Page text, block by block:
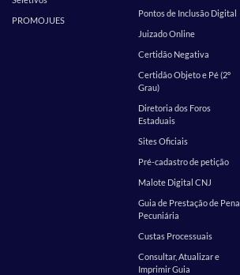
PROMOJUES
Pontos de Inclusão Digital
Juizado Online
Certidão Negativa
Certidão Objeto e Pé (2º
Grau)
Diretoria dos Foros
Estaduais
Sites Oficiais
Pré-cadastro de petição
Malote Digital CNJ
Guia de Prestação de Pena
Pecuniária
Custas Processuais
Consultar, Atualizar e
Imprimir Guia